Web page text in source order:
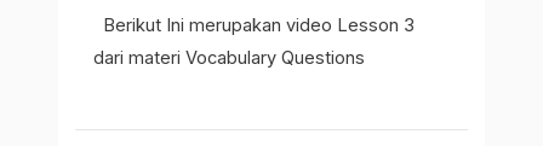
Berikut Ini merupakan video Lesson 3
dari materi Vocabulary Questions